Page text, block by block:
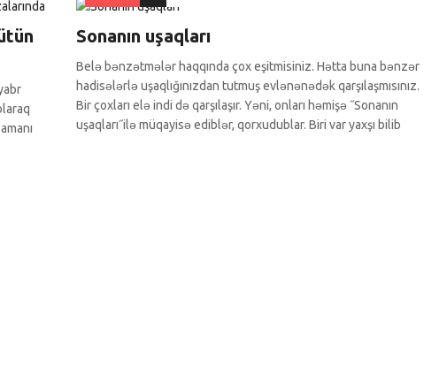
Sonanın uşaqları
Belə bənzətmələr haqqında çox eşitmisiniz. Hətta buna bənzər
hadisələrlə uşaqlığınızdan tutmuş evlənənədək qarşılaşmısınız.
Bir çoxları elə indi də qarşılaşır. Yəni, onları həmişə ˝Sonanın
uşaqları˝ilə müqayisə ediblər, qorxudublar. Biri var yaxşı bilib